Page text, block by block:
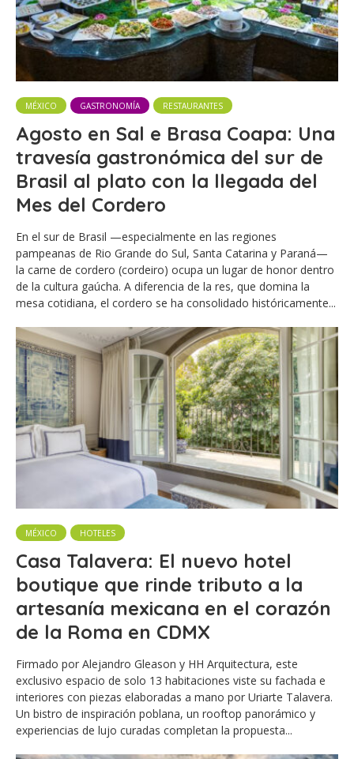
MÉXICO GASTRONOMÍA RESTAURANTES
Agosto en Sal e Brasa Coapa: Una
travesía gastronómica del sur de
Brasil al plato con la llegada del
Mes del Cordero
En el sur de Brasil —especialmente en las regiones
pampeanas de Rio Grande do Sul, Santa Catarina y Paraná—
la carne de cordero (cordeiro) ocupa un lugar de honor dentro
de la cultura gaúcha. A diferencia de la res, que domina la
mesa cotidiana, el cordero se ha consolidado históricamente...
MÉXICO HOTELES
Casa Talavera: El nuevo hotel
boutique que rinde tributo a la
artesanía mexicana en el corazón
de la Roma en CDMX
Firmado por Alejandro Gleason y HH Arquitectura, este
exclusivo espacio de solo 13 habitaciones viste su fachada e
interiores con piezas elaboradas a mano por Uriarte Talavera.
Un bistro de inspiración poblana, un rooftop panorámico y
experiencias de lujo curadas completan la propuesta...